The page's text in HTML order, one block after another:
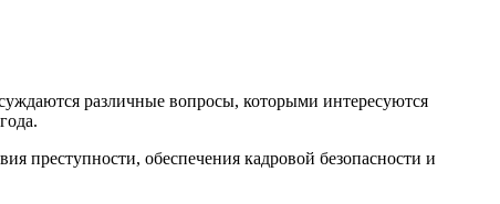
различные вопросы, которыми интересуются
преступности, обеспечения кадровой безопасности и